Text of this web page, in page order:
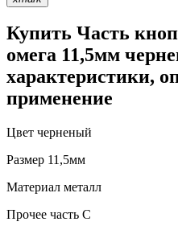
Купить Часть
омега 11,5мм
характеристики,
применение
Цвет черненый
Размер 11,5мм
Материал металл
Прочее часть С